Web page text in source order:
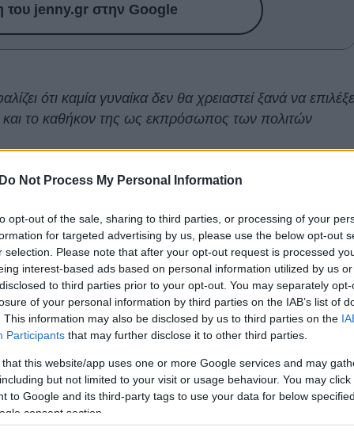
Do Not Process My Personal Information
opt-out of the sale, sharing to third parties, or processing of your
for targeted advertising by us, please use the below opt-out
selection. Please note that after your opt-out request is processed
interest-based ads based on personal information utilized by us
to third parties prior to your opt-out. You may separately
of your personal information by third parties on the IAB’s list of
This information may also be disclosed by us to third parties on the
Participants that may further disclose it to other third parties.
that this website/app uses one or more Google services and may
but not limited to your visit or usage behaviour. You may
to Google and its third-party tags to use your data for below
consent section.
του jenny.gr στην Google
ότι καμία γυναίκα δεν θα χρειαστεί ξανά να
το καθήκον της ως εκπρόσωπος των πολιτών
προς τον εκσυγχρονισμό των θεσμών της,
–και επιβάλλεται– να προσαρμόζεται στις ανάγκες
του Ευρωπαϊκού Κοινοβουλίου ενέκρινε την
Πράξης, καθιερώνοντας την ψήφο δια
για μια ιστορική μεταρρύθμιση που επιτρέπει
το δικαίωμα ψήφου τους σε περιπτώσεις
φωνή τους δεν θα σιωπήσει ποτέ.
συντριπτική πλειοψηφία των 616 ψήφων υπέρ
και προόδου.